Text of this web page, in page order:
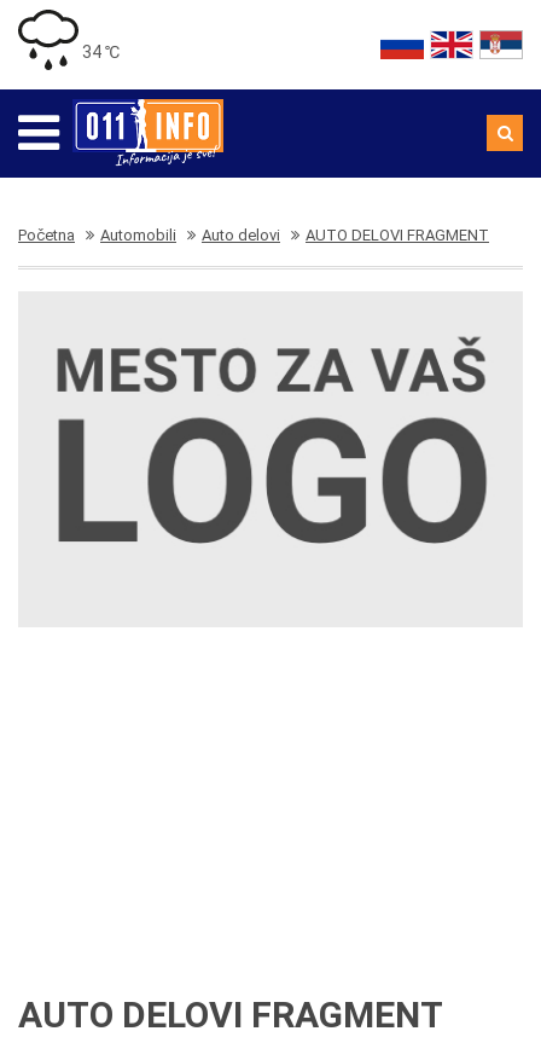
34 ℃
Početna Automobili Auto delovi AUTO DELOVI FRAGMENT
AUTO DELOVI FRAGMENT